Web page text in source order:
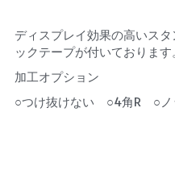
ディスプレイ効果の高いス
ックテープが付いております。
加工オプション
○つけ抜けない　○4角R　○